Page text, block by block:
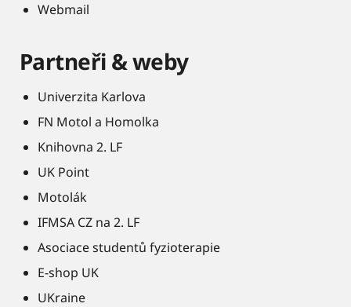
Webmail
Partneři & weby
Univerzita Karlova
FN Motol a Homolka
Knihovna 2. LF
UK Point
Motolák
IFMSA CZ na 2. LF
Asociace studentů fyzioterapie
E-shop UK
UKraine